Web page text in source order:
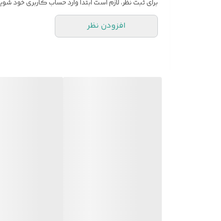
برای ثبت نظر، لازم است ابتدا وارد حساب کاربری خود
افزودن نظر